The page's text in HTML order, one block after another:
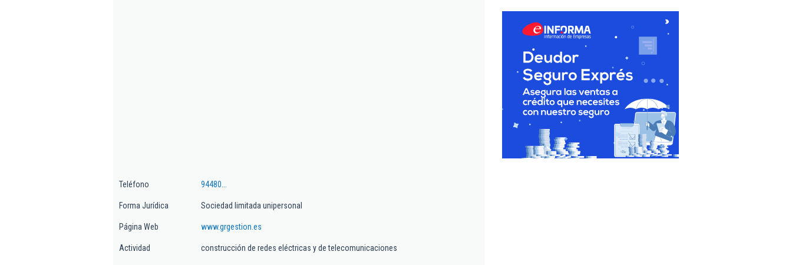
Teléfono 94480...
Forma Jurídica Sociedad limitada unipersonal
Página Web www.grgestion.es
Actividad construcción de redes eléctricas y de telecomunicaciones